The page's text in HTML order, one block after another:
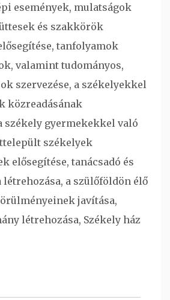
események, mulatságok
és szakkörök
tanfolyamok
valamint tudományos,
szervezése, a székelyekkel
közreadásának
székely gyermekekkel való
székelyek
elősegítése, tanácsadó és
a szülőföldön élő
javítása,
létrehozása, Székely ház